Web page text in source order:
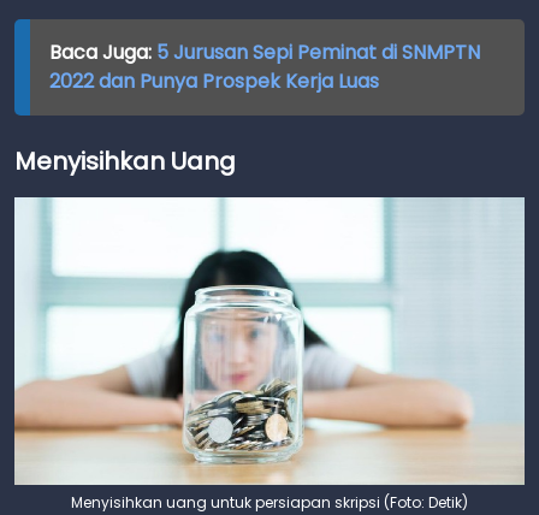
Baca Juga: 5 Jurusan Sepi Peminat di SNMPTN
2022 dan Punya Prospek Kerja Luas
Menyisihkan Uang
Menyisihkan uang untuk persiapan skripsi (Foto: Detik)